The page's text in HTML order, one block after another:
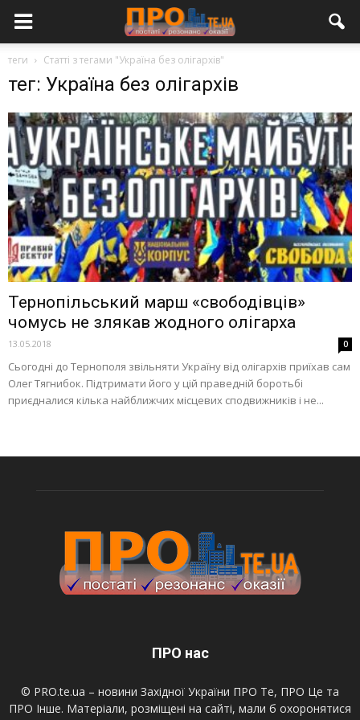
теги Статті з тегами "Україна без олігархів"
тег: Україна без олігархів
Тернопільський марш «свободівців»
чомусь не злякав жодного олігарха
13.05.2018 0
Сьогодні до Тернополя звільняти Україну від олігархів приїхав сам
Олег Тягнибок. Підтримати його у цій праведній боротьбі
приєдналися кілька найближчих місцевих сподвижників і не...
ПРО нас
© PRO.te.ua – новини Західної України ПРО Те, ПРО Це та
ПРО Інше. Матеріали, розміщені на сайті, мали б охоронятися